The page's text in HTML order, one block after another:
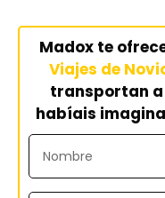
Madox te
Viajes de
transportan
habíais